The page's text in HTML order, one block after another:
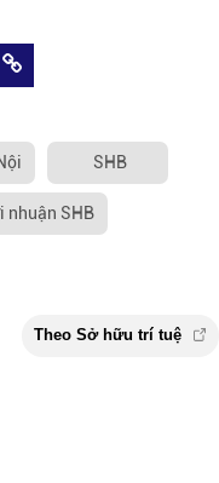
SHB
nhuận SHB